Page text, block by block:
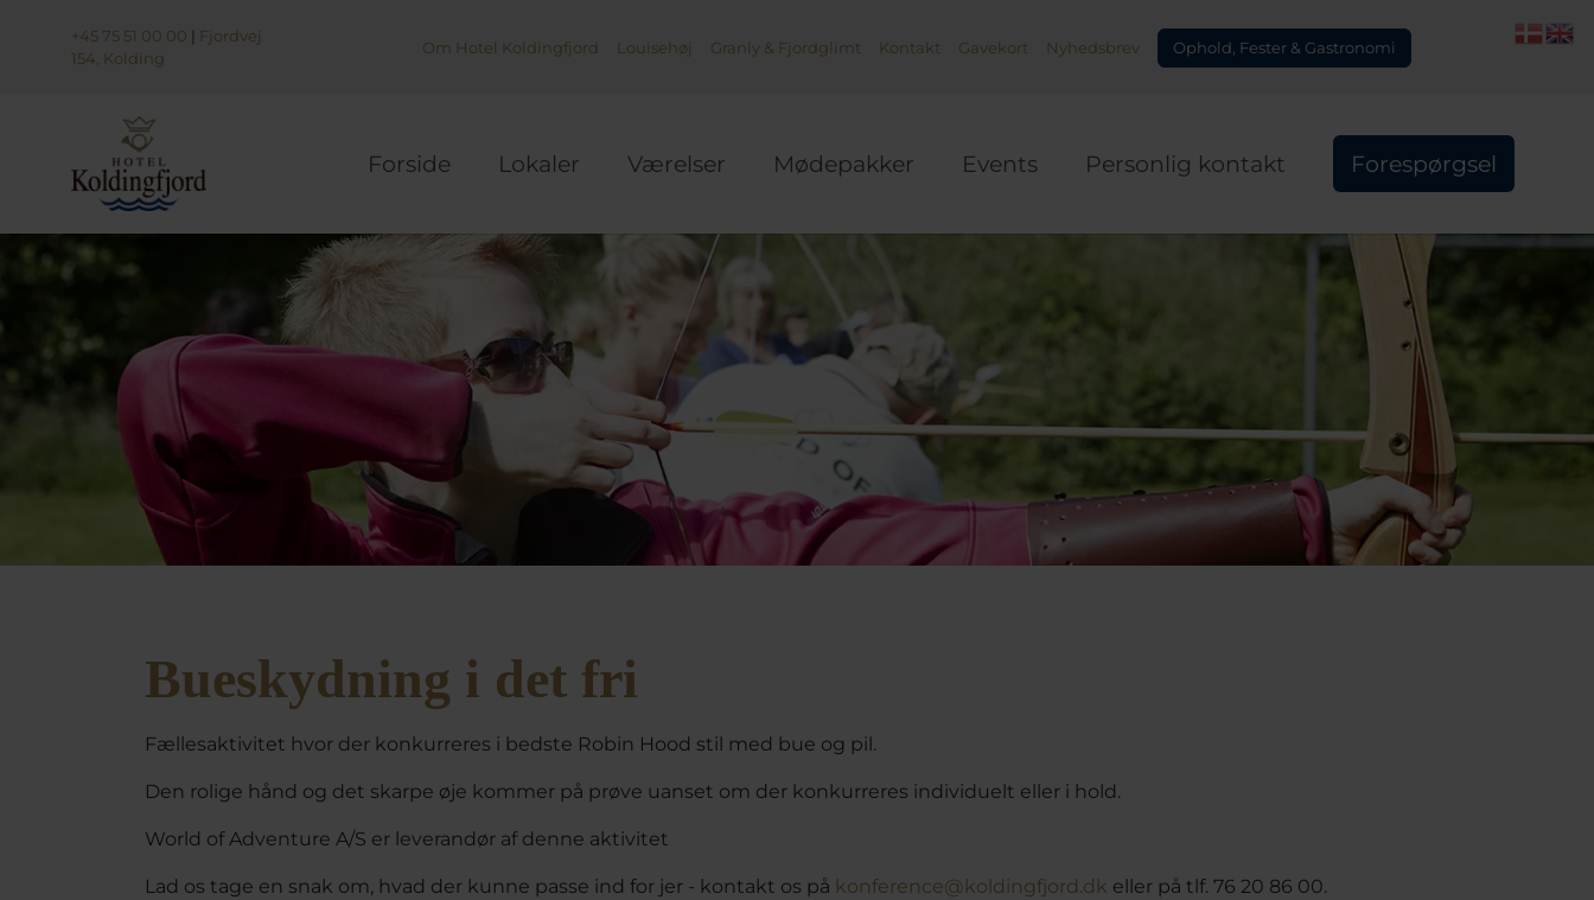
+45 75 51 00 00
Fjordvej
154, Kolding
Om Hotel Koldingfjord Louisehøj Granly & Fjordglimt Kontakt Gavekort Nyhedsbrev Ophold, Fester & Gastronomi
Forside Lokaler Værelser Mødepakker Events Personlig kontakt Forespørgsel
Bueskydning i det fri
Fællesaktivitet hvor der konkurreres i bedste Robin Hood stil med bue og pil.
Den rolige hånd og det skarpe øje kommer på prøve uanset om der konkurreres individuelt eller i hold.
World of Adventure A/S er leverandør af denne aktivitet
Lad os tage en snak om, hvad der kunne passe ind for jer - kontakt os på konference@koldingfjord.dk eller på tlf. 76 20 86 00.